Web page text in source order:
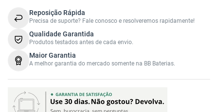
Reposição Rápida
Precisa de suporte? Fale conosco e resolveremos rapidamente!
Qualidade Garantida
Produtos testados antes de cada envio.
Maior Garantia
A melhor garantia do mercado somente na BB Baterias.